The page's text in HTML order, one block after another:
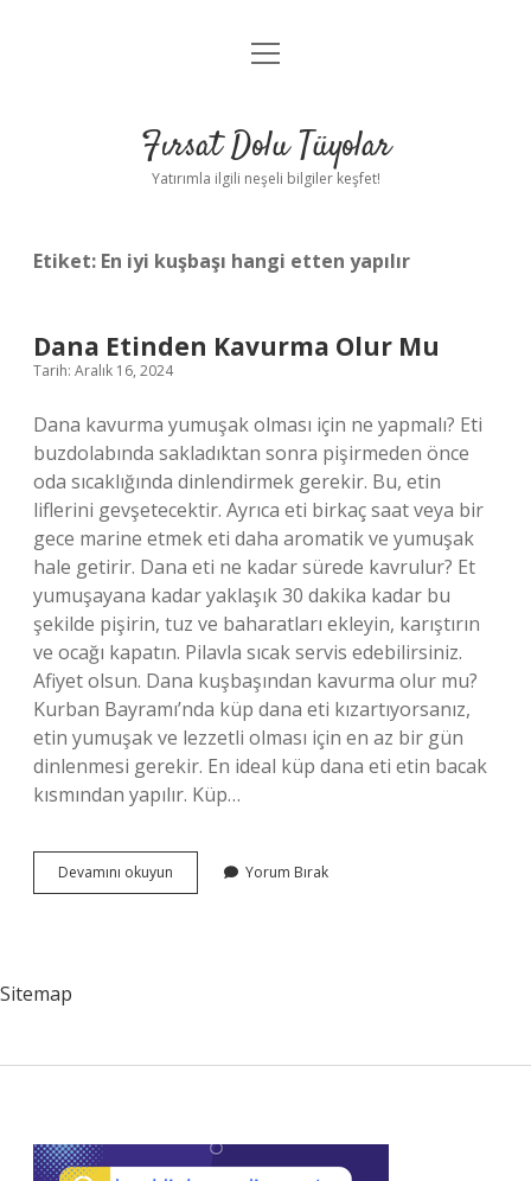
Gizlilik Politikası
Yasal Uyarı
menüyü
Fırsat Dolu Tüyolar
Yatırımla ilgili neşeli bilgiler keşfet!
Etiket: En iyi kuşbaşı hangi etten yapılır
Dana Etinden Kavurma Olur Mu
Tarih: Aralık 16, 2024
Dana kavurma yumuşak olması için ne yapmalı? Eti
buzdolabında sakladıktan sonra pişirmeden önce
oda sıcaklığında dinlendirmek gerekir. Bu, etin
liflerini gevşetecektir. Ayrıca eti birkaç saat veya bir
gece marine etmek eti daha aromatik ve yumuşak
hale getirir. Dana eti ne kadar sürede kavrulur? Et
yumuşayana kadar yaklaşık 30 dakika kadar bu
şekilde pişirin, tuz ve baharatları ekleyin, karıştırın
ve ocağı kapatın. Pilavla sıcak servis edebilirsiniz.
Afiyet olsun. Dana kuşbaşından kavurma olur mu?
Kurban Bayramı’nda küp dana eti kızartıyorsanız,
etin yumuşak ve lezzetli olması için en az bir gün
dinlenmesi gerekir. En ideal küp dana eti etin bacak
kısmından yapılır. Küp…
Devamını okuyun
Etinden
Yorum Bırak
Sitemap
Sidebar